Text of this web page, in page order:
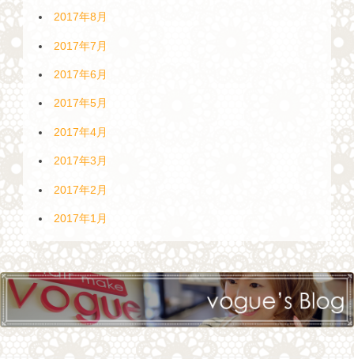
2017年8月
2017年7月
2017年6月
2017年5月
2017年4月
2017年3月
2017年2月
2017年1月